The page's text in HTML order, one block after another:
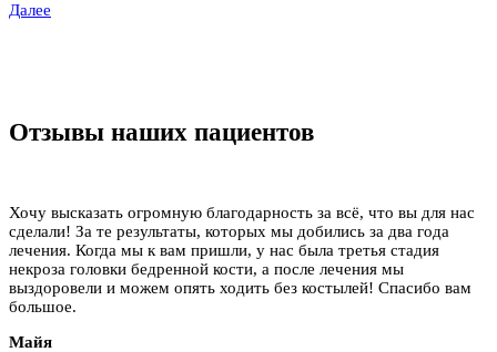
Далее
Отзывы наших пациентов
Хочу высказать огромную благодарность за всё, что вы для нас
сделали! За те результаты, которых мы добились за два года
лечения. Когда мы к вам пришли, у нас была третья стадия
некроза головки бедренной кости, а после лечения мы
выздоровели и можем опять ходить без костылей! Спасибо вам
большое.
Майя